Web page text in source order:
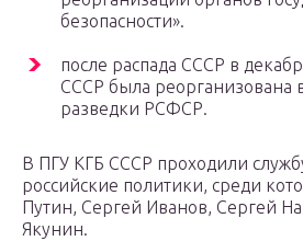
безопасности».
после распада СССР в
СССР была реорганизована
разведки РСФСР.
В ПГУ КГБ СССР проходили
российские политики, среди
Путин, Сергей Иванов, Сергей
Якунин.